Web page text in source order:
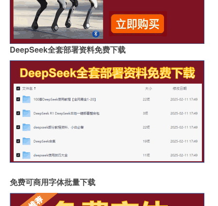
DeepSeek全套部署资料免费下载
免费可商用字体批量下载